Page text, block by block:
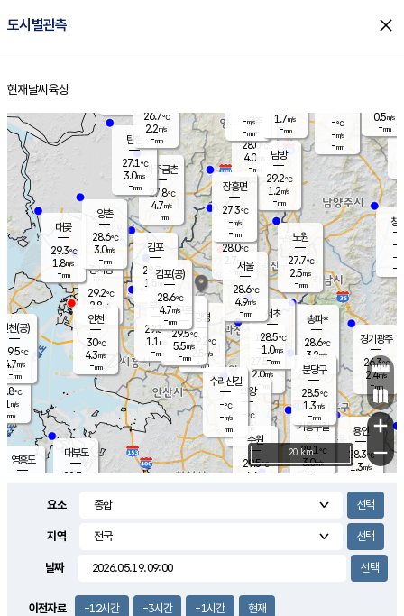
도시별관측 close
홈
현재날씨 육상
의도
℃
m/s
mm
영흥도
양주
28.0℃
4.0
-mm
과천
27.5℃
2.0m/s
- mm
용인
28.3℃
1.3m/s
경기광주
26.3℃
2.4m/s
-mm
3.4m/s
대부도
28.7
경서동
29.2℃
2.8 m/s
-mm
파주금촌
27.8℃
4.7m/s
-mm
-℃
-m/s
-mm
대곶
29.3℃
1.8m/s
-mm
창
-
-m/
-
탄현
27.1℃
3.0m/s
-mm
0.5m/s
-mm
의왕
- ℃
m/s
mm
김포
28.7℃
1.5 m/s
mm
광명
29.2 ℃
2.5 m/s
-mm
부천
29.3℃
1.1 m/s
-mm
양촌
28.6℃
3.0m/s
-mm
구로
29.5℃
5.5m/s
-mm
은평
28.0℃
2.7 m/s
- mm
노원
27.7℃
2.5m/s
-mm
송파*
28.6℃
3.2m/s
-mm
서초
28.5℃
1.0m/s
-mm
남방
29.2℃
1.2m/s
-mm
기흥구갈
28.1℃
3.0m/s
-
수리산길
-℃
-m/s
-mm
분당구
28.5℃
1.3m/s
-mm
장흥면
27.3℃
-m/s
-mm
-m/s
-mm
인천(공)
29.5℃
4.7m/s
-mm
김포(공)
28.6℃
4.7m/s
-mm
수원
29.5℃
4.6 m/s
인천
30℃
4.3m/s
-mm
서울
28.6℃
4.9m/s
-mm
26.7℃
2.2m/s
-mm
1.7m/s
-mm
+
−
20 km
요소
지역
날짜
이전자료 -12시간 -3시간 -1시간 현재